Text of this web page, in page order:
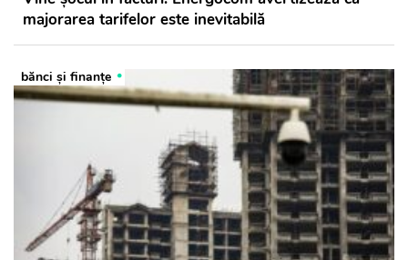
majorarea tarifelor este inevitabilă
bănci şi finanţe